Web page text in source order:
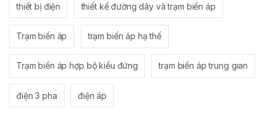
thiết bị điện thiết kế đường dây và trạm biến áp
Trạm biến áp trạm biến áp hạ thế
Trạm biến áp hợp bộ kiểu đứng trạm biến áp trung gian
điện 3 pha điện áp